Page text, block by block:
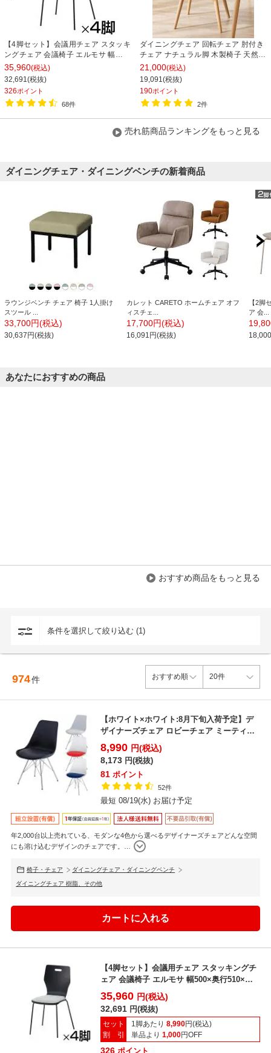
【4脚セット】会議用チェア スタッキ
ングチェア 会議椅子 エルモサ 幅
500×奥行510×高さ845mm
35,960(税込)
32,691(税抜)
326ポイント
68件
ダイニングチェア 回転チェア 肘付き
チェア ナチュラル脚 木製椅子 天然木
ソフトレザー ファブリック カラフル
食卓椅子 おしゃれ 北欧風 ナチュラル
幅500×奥行550×高さ730mm
21,000(税込)
19,091(税抜)
190ポイント
2件
売れ筋商品ランキングをもっと見る
ダイニングチェア・ダイニングベンチの新着商品
ラウンジベンチ チェア 椅子 1人掛け
スツール ...
33,700円(税込)
30,637円(税抜)
カレット CARETO ホームチェア オフ
ィスチェ...
17,700円(税込)
16,091円(税抜)
【2脚
ア 会...
あなたにおすすめの商品
おすすめ商品をもっと見る
条件を選択して絞り込む (1)
974件
【ホワイト×ホワイト:8月下旬入荷予定】デ
ザイナーズチェア ロビーチェア ミーティン
グチェア おしゃ...
8,990 円(税込)
8,173 円(税抜)
81 ポイント
52件
最短 08/19(水) お届け予定
年2,000台以上売れている、モダンな4色から選べるデザイナーズチェアどんな空間
にも溶け込むデザインのチェアです。
椅子・チェア ダイニングチェア・ダイニングベンチ
ダイニングチェア 樹脂、その他
【4脚セット】会議用チェア スタッキングチ
ェア 会議椅子 エルモサ 幅500×奥行510×高
さ845...
35,960 円(税込)
32,691 円(税抜)
セット
割 引
1脚あたり8,990円(税込)
単品より1,000円OFF
326 ポイント